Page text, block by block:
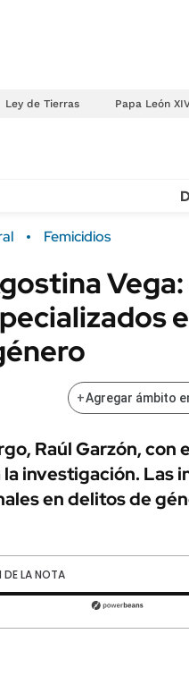
Ley de Tierras Papa León
Sustentabilidad
Seguros
POLÍTICA
URUGUAY
Femicidios
+Agregar ámbito
Raúl Garzón, con
investigación. Las
en delitos de
DE LA NOTA
0 segundos